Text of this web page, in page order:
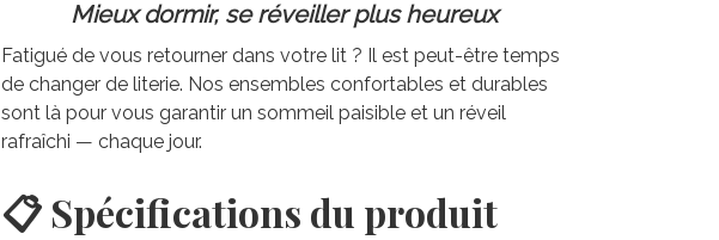
Mieux dormir, se réveiller plus heureux
Fatigué de vous retourner dans votre lit ? Il est peut-être temps
de changer de literie. Nos ensembles confortables et durables
sont là pour vous garantir un sommeil paisible et un réveil
rafraîchi — chaque jour.
📋 Spécifications du produit